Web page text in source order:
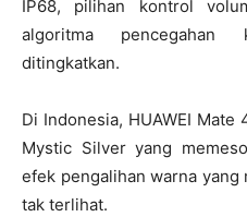
IP68, pilihan kontrol
algoritma pencegahan
ditingkatkan.
Di Indonesia, HUAWEI
Mystic Silver yang
efek pengalihan warna
tak terlihat.